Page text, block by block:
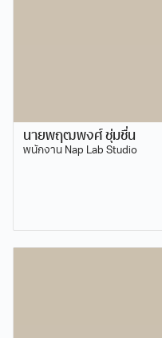
นายพฤฒพงศ์ ชุ่มชื่น
พนักงาน Nap Lab Studio